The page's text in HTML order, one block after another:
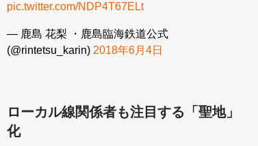
pic.twitter.com/NDP4T67ELt
— 鹿島 花梨 ・鹿島臨海鉄道公式
(@rintetsu_karin) 2018年6月4日
ローカル線関係者も注目する「聖地」
化